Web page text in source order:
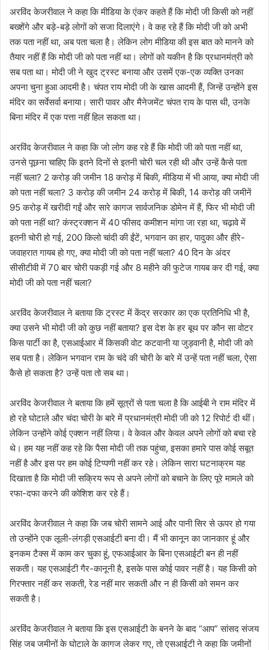
अरविंद केजरीवाल ने कहा कि मीडिया के एंकर कहते हैं कि मोदी जी किसी को नहीं
बख्शेंगे और बड़े-बड़े लोगों को सजा दिलाएंगे। वे कह रहे हैं कि मोदी जी को अभी
तक पता नहीं था, अब पता चला है। लेकिन लोग मीडिया की इस बात को मानने को
तैयार नहीं हैं कि मोदी जी को पता नहीं था। लोगों को यकीन है कि प्रधानमंत्री को
सब पता था। मोदी जी ने खुद ट्रस्ट बनाया और उसमें एक-एक व्यक्ति उनका
अपना चुना हुआ आदमी है। चंपत राय मोदी जी के खास आदमी हैं, जिन्हें उन्होंने इस
मंदिर का सर्वेसर्वा बनाया। सारी पावर और मैनेजमेंट चंपत राय के पास थी, उनके
बिना मंदिर में एक पत्ता नहीं हिल सकता था।
अरविंद केजरीवाल ने कहा कि जो लोग कह रहे हैं कि मोदी जी को पता नहीं था,
उनसे पूछना चाहिए कि इतने दिनों से इतनी चोरी चल रही थी और उन्हें कैसे पता
नहीं चला? 2 करोड़ की जमीन 18 करोड़ में बिकी, मीडिया में भी आया, क्या मोदी जी
को पता नहीं चला? 3 करोड़ की जमीन 24 करोड़ में बिकी, 14 करोड़ की जमीनें
95 करोड़ में खरीदी गईं और सारे कागज सार्वजनिक डोमेन में हैं, फिर भी मोदी जी
को पता नहीं था? कंस्ट्रक्शन में 40 फीसद कमीशन मांगा जा रहा था, चढ़ावे में
इतनी चोरी हो गई, 200 किलो चांदी की ईंटें, भगवान का हार, पादुका और हीरे-
जवाहरात गायब हो गए, क्या मोदी जी को पता नहीं चला? 40 दिन के अंदर
सीसीटीवी में 70 बार चोरी पकड़ी गई और 8 महीने की फुटेज गायब कर दी गई, क्या
मोदी जी को पता नहीं चला?
अरविंद केजरीवाल ने बताया कि ट्रस्ट में केंद्र सरकार का एक प्रतिनिधि भी है,
क्या उसने भी मोदी जी को कुछ नहीं बताया? इस देश के हर बूथ पर कौन सा वोटर
किस पार्टी का है, एसआईआर में किसकी वोट कटवानी या जुड़वानी है, मोदी जी को
सब पता है। लेकिन भगवान राम के चंदे की चोरी के बारे में उन्हें पता नहीं चला, ऐसा
कैसे हो सकता है? उन्हें पता तो सब था।
अरविंद केजरीवाल ने बताया कि हमें सूत्रों से पता चला है कि आईबी ने राम मंदिर में
हो रहे घोटाले और चंदा चोरी के बारे में प्रधानमंत्री मोदी जी को 12 रिपोर्ट दी थीं।
लेकिन उन्होंने कोई एक्शन नहीं लिया। वे केवल और केवल अपने लोगों को बचा रहे
थे। हम यह नहीं कह रहे कि पैसा मोदी जी तक पहुंचा, इसका हमारे पास कोई सबूत
नहीं है और इस पर हम कोई टिप्पणी नहीं कर रहे। लेकिन सारा घटनाक्रम यह
दिखाता है कि मोदी जी सक्रिय रूप से अपने लोगों को बचाने के लिए पूरे मामले को
रफा-दफा करने की कोशिश कर रहे हैं।
अरविंद केजरीवाल ने कहा कि जब चोरी सामने आई और पानी सिर से ऊपर हो गया
तो उन्होंने एक लूली-लंगड़ी एसआईटी बना दी। मैं भी कानून का जानकार हूं और
इनकम टैक्स में काम कर चुका हूं, एफआईआर के बिना एसआईटी बन ही नहीं
सकती। यह एसआईटी गैर-कानूनी है, इसके पास कोई पावर नहीं है। यह किसी को
गिरफ्तार नहीं कर सकती, रेड नहीं मार सकती और न ही किसी को समन कर
सकती है।
अरविंद केजरीवाल ने बताया कि इस एसआईटी के बनने के बाद “आप” सांसद संजय
सिंह जब जमीनों के घोटाले के कागज लेकर गए, तो एसआईटी ने कहा कि जमीनों